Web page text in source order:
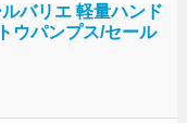
バリエ 軽量ハンド
ウパンプス/セール